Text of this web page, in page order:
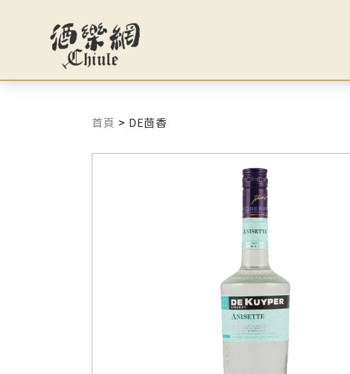
首頁 > DE茴香